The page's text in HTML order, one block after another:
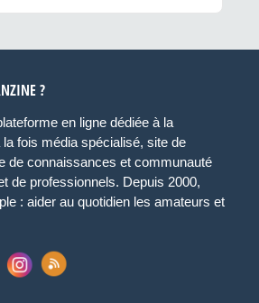
?
en ligne dédiée à la
la fois média spécialisé, site de
de connaissances et communauté
de professionnels. Depuis 2000,
: aider au quotidien les amateurs et